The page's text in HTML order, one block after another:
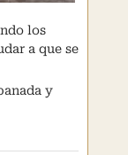
los
a que se
y